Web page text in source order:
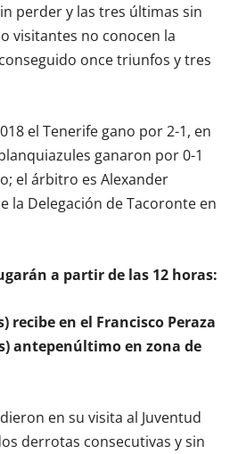
perder y las tres últimas sin
visitantes no conocen la
once triunfos y tres
el Tenerife gano por 2-1, en
ganaron por 0-1
el árbitro es Alexander
la Delegación de Tacoronte en
a partir de las 12 horas:
recibe en el Francisco Peraza
antepenúltimo en zona de
en su visita al Juventud
derrotas consecutivas y sin